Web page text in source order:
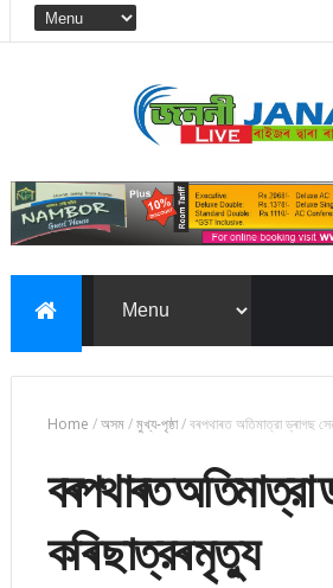
Home /অসম/মুখ্য-পৃষ্ঠা/বৰপথাৰত অতিমাত্রা ড্ৰাগছ
বৰপথাৰত অতিমাত্রা
কৰি ছাত্রৰ মৃত্যু